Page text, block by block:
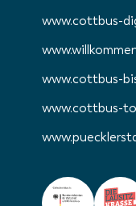
www.cottbus-
www.cottbus-
www.cottbus-